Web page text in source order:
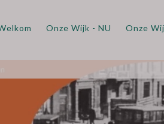
Onze Wijk - NU Onze